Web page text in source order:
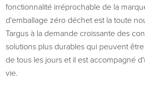
fonctionnalité irréprochable de la
d'emballage zéro déchet est la toute
Targus à la demande croissante des
solutions plus durables qui peuvent
de tous les jours et il est accompagné
vie.